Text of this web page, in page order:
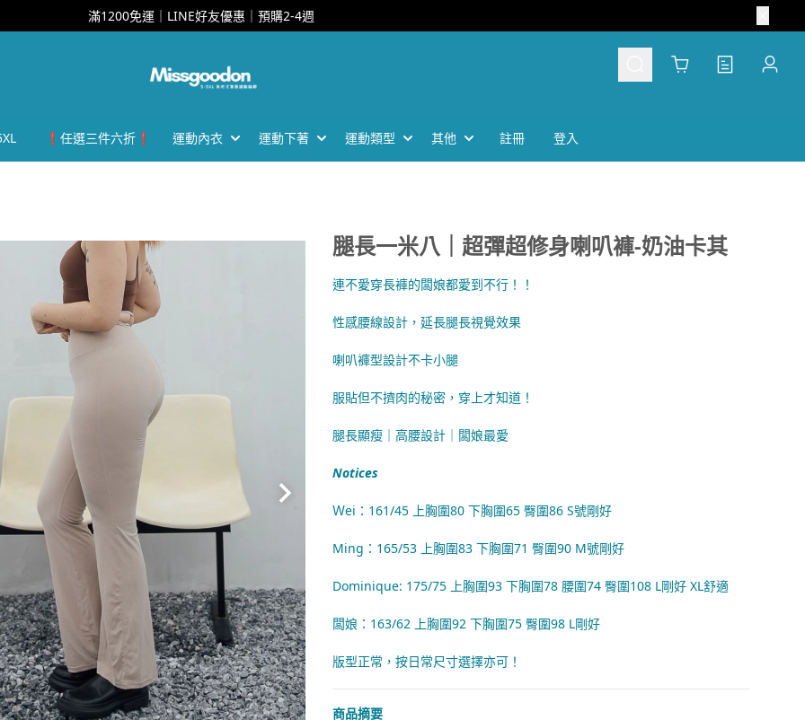
滿1200免運｜LINE好友優惠｜預購2-4週
Cart
❗任選三件六折❗ 運動內衣 運動下著 運動類型 其他 註冊 登入
腿長一米八｜超彈超修身喇叭褲-奶油卡其
連不愛穿長褲的闆娘都愛到不行！！
性感腰線設計，延長腿長視覺效果
喇叭褲型設計不卡小腿
服貼但不擠肉的秘密，穿上才知道！
腿長顯瘦｜高腰設計｜闆娘最愛
Notices
Ｗei：161/45 上胸圍80 下胸圍65 臀圍86 S號剛好
Ming：165/53 上胸圍83 下胸圍71 臀圍90 M號剛好
Dominique: 175/75 上胸圍93 下胸圍78 腰圍74 臀圍108 L剛好 XL舒適
闆娘：163/62 上胸圍92 下胸圍75 臀圍98 L剛好
版型正常，按日常尺寸選擇亦可！
商品摘要